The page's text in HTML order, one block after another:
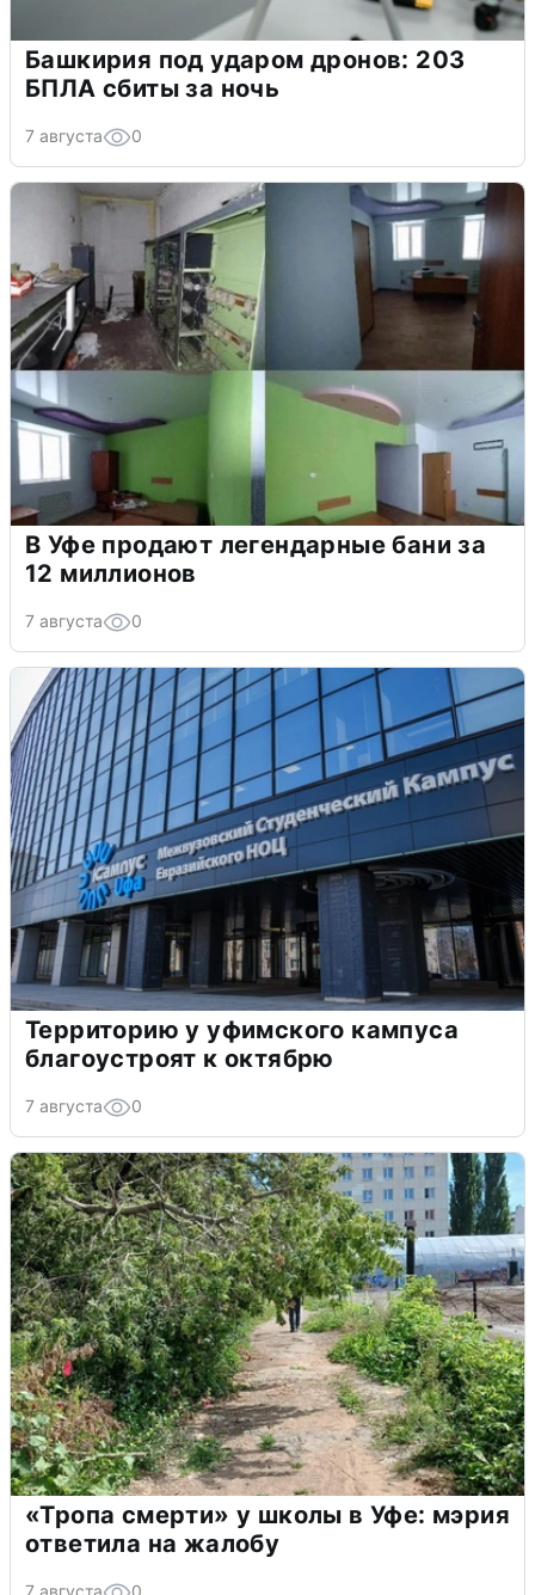
Башкирия под ударом дронов: 203
БПЛА сбиты за ночь
7 августа 0
В Уфе продают легендарные бани за
12 миллионов
7 августа 0
Территорию у уфимского кампуса
благоустроят к октябрю
7 августа 0
«Тропа смерти» у школы в Уфе: мэрия
ответила на жалобу
7 августа 0